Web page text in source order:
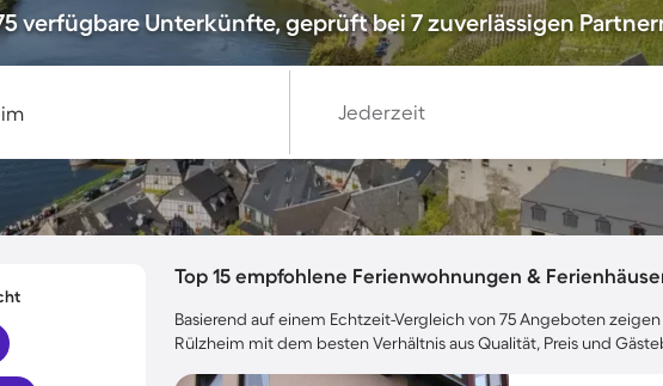
verfügbare Unterkünfte, geprüft bei 7 zuverlässigen
Jederzeit
Top 15 empfohlene Ferienwohnungen &
Basierend auf einem Echtzeit-Vergleich von 75 Angeboten
Rülzheim mit dem besten Verhältnis aus Qualität, Preis und